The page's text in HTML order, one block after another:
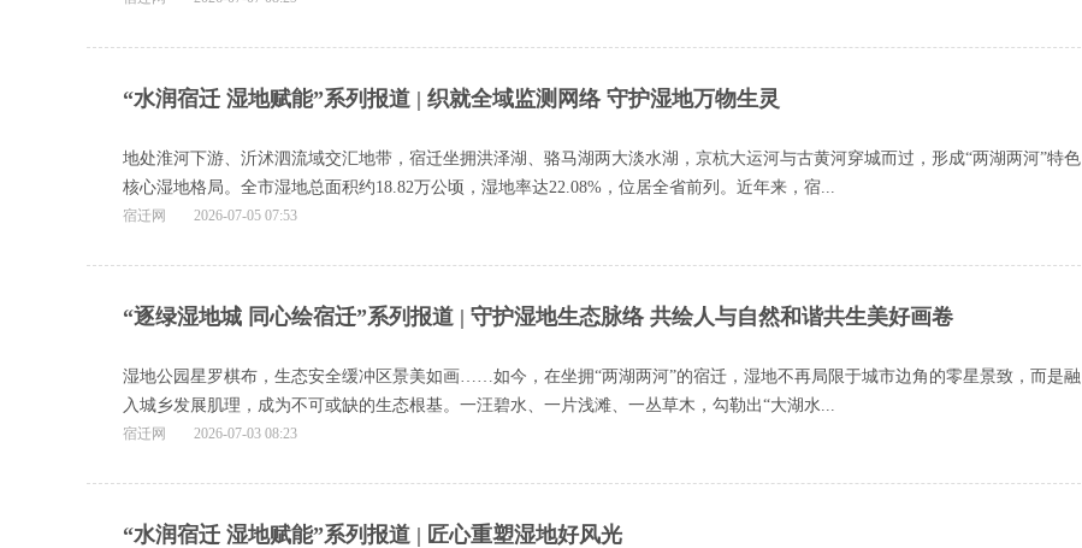
“水润宿迁 湿地赋能”系列报道 | 织就全域监测网络 守护湿地万物生灵
地处淮河下游、沂沭泗流域交汇地带，宿迁坐拥洪泽湖、骆马湖两大淡水湖，京杭大运河与古黄河穿城而过，形成“两湖两河”特色
核心湿地格局。全市湿地总面积约18.82万公顷，湿地率达22.08%，位居全省前列。近年来，宿...
宿迁网 2026-07-05 07:53
“逐绿湿地城 同心绘宿迁”系列报道 | 守护湿地生态脉络 共绘人与自然和谐共生美好画卷
湿地公园星罗棋布，生态安全缓冲区景美如画……如今，在坐拥“两湖两河”的宿迁，湿地不再局限于城市边角的零星景致，而是融
入城乡发展肌理，成为不可或缺的生态根基。一汪碧水、一片浅滩、一丛草木，勾勒出“大湖水...
宿迁网 2026-07-03 08:23
“水润宿迁 湿地赋能”系列报道 | 匠心重塑湿地好风光